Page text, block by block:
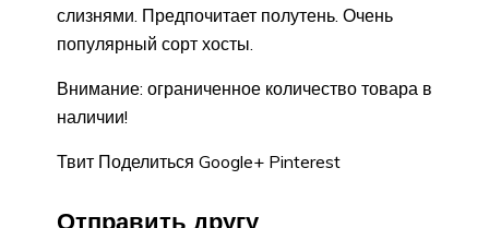
слизнями. Предпочитает полутень. Очень
популярный сорт хосты.
Внимание: ограниченное количество товара в
наличии!
Твит Поделиться Google+ Pinterest
Отправить другу